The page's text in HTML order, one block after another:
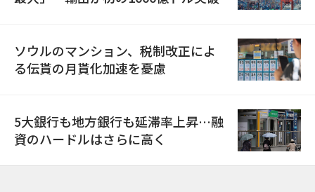
ソウルのマンション、税制改正によ
る伝貰の月貰化加速を憂慮
5大銀行も地方銀行も延滞率上昇…融
資のハードルはさらに高く